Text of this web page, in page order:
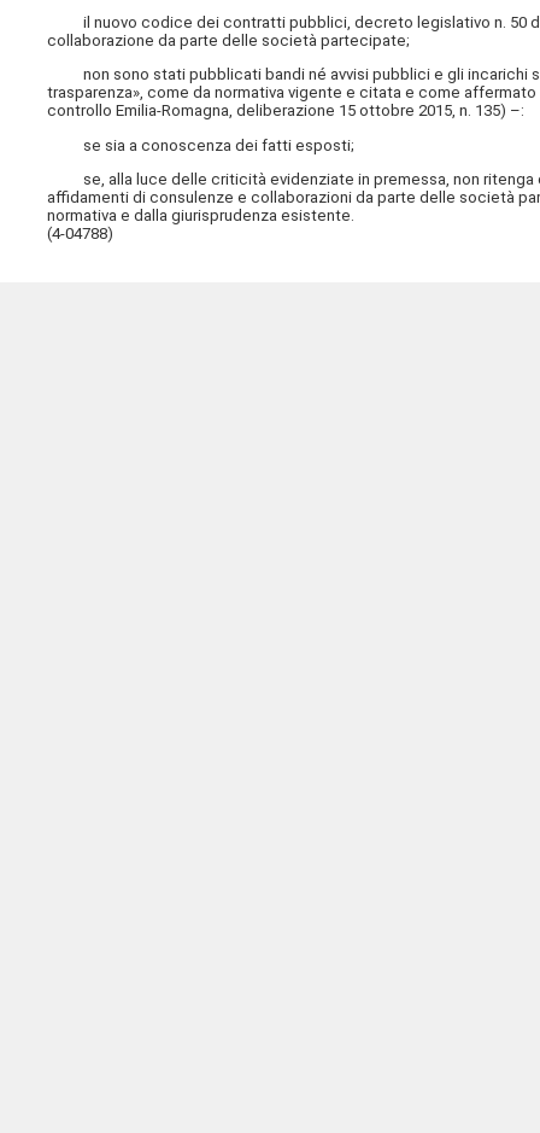
il nuovo codice dei contratti pubblici, decreto legislativo n. 50
collaborazione da parte delle società partecipate;
non sono stati pubblicati bandi né avvisi pubblici e gli incarichi
trasparenza», come da normativa vigente e citata e come
controllo Emilia-Romagna, deliberazione 15 ottobre 2015, n. 135) –:
se sia a conoscenza dei fatti esposti;
se, alla luce delle criticità evidenziate in premessa, non ritenga
affidamenti di consulenze e collaborazioni da parte delle società
normativa e dalla giurisprudenza esistente.
(4-04788)